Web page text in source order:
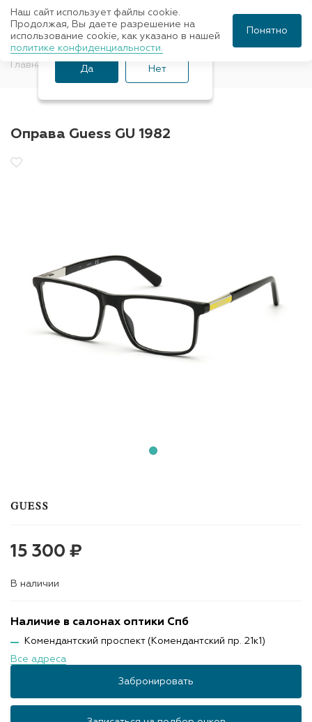
Главная Оправы для очков GUESS
Оправа Guess GU 1982
15 300 ₽
В наличии
Наличие в салонах оптики Спб
Комендантский проспект (Комендантский пр. 21к1)
Все адреса
Забронировать
Ваш город Санкт-
Петербург?
Да Нет
Наш сайт использует файлы cookie.
Продолжая, Вы даете разрешение на
использование cookie, как указано в нашей
политике конфиденциальности.
Понятно